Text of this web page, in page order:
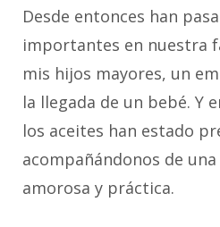
Desde entonces han
importantes en nuestra
mis hijos mayores, un
la llegada de un bebé. Y
los aceites han estado
acompañándonos de
amorosa y práctica.